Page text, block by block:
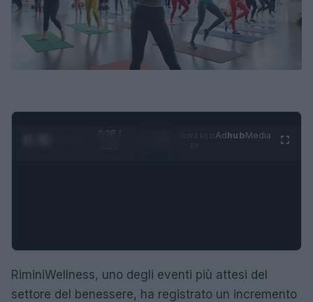
0:28 /
AdhubMedia
RiminiWellness, uno degli eventi più attesi del
settore del benessere, ha registrato un incremento